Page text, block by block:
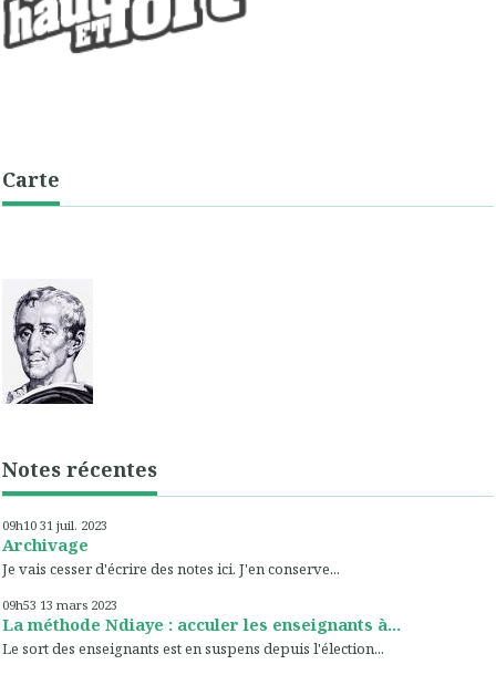
Carte
Notes récentes
09h10 31 juil. 2023
Archivage
Je vais cesser d'écrire des notes ici. J'en conserve...
09h53 13 mars 2023
La méthode Ndiaye : acculer les enseignants à...
Le sort des enseignants est en suspens depuis l'élection...